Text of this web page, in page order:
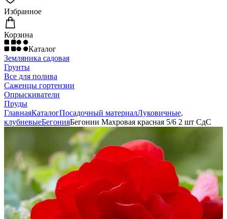
Избранное
Корзина
Каталог
Земляника садовая
Грунты
Все для полива
Саженцы гортензии
Опрыскиватели
Пруды
ГлавнаяКаталогПосадочный материалЛуковичные,
клубневыеБегонияБегонии Махровая красная 5/6 2 шт СдС